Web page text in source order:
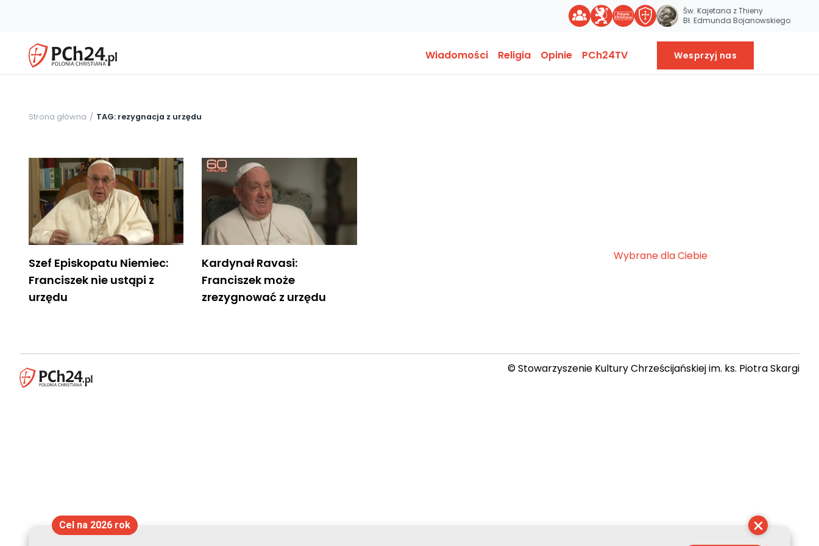
Św. Kajetana z Thieny
Bł. Edmunda Bojanowskiego
Wiadomości Religia Opinie PCh24TV Wesprzyj nas
Strona główna TAG: rezygnacja z urzędu
Szef Episkopatu Niemiec:
Franciszek nie ustąpi z
urzędu
Kardynał Ravasi:
Franciszek może
zrezygnować z urzędu
Wybrane dla Ciebie
© Stowarzyszenie Kultury Chrześcijańskiej im. ks. Piotra Skargi
×
Cel na 2026 rok